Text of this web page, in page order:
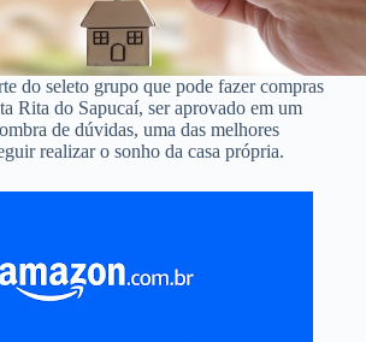
do seleto grupo que pode fazer compras
Rita do Sapucaí, ser aprovado em um
de dúvidas, uma das melhores
realizar o sonho da casa própria.